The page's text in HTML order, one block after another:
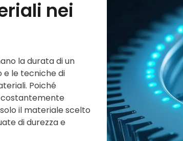
nei
la durata di un
e le tecniche di
Poiché
costantemente
il materiale scelto
di durezza e